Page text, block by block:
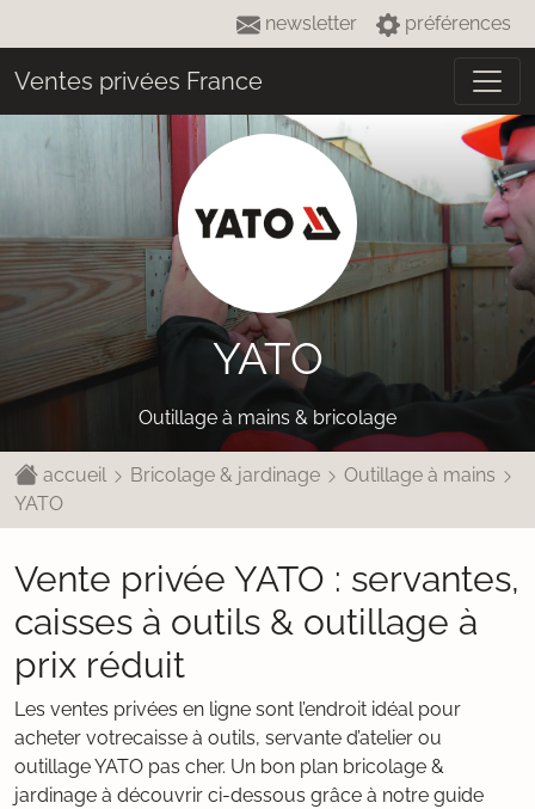
newsletter préférences
Ventes privées France
YATO
Outillage à mains & bricolage
accueil Bricolage & jardinage
Outillage à mains
YATO
Vente privée YATO : servantes,
caisses à outils & outillage à
prix réduit
Les ventes privées en ligne sont l’endroit idéal pour
acheter votrecaisse à outils, servante d’atelier ou
outillage YATO pas cher. Un bon plan bricolage &
jardinage à découvrir ci-dessous grâce à notre guide